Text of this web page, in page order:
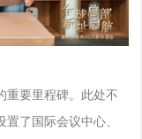
重要里程碑。此处不
了国际会议中心、